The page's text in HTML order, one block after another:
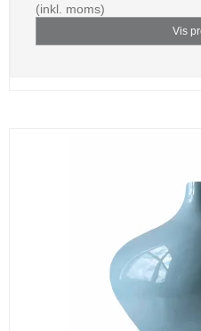
(inkl. moms)
Vis